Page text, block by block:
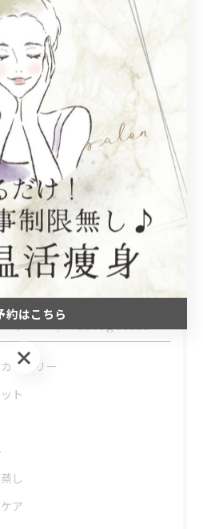
ぎ蒸し フェムケア
覧に戻る 次のページ >
タグ
腺
#短期ダイエット
#自律神経
リー Categories
テゴリー
ト
し
ア
約はこちら
約はこちら